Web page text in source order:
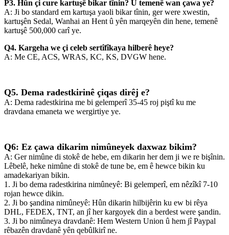
P3. Hûn çi cure kartuşê bikar tînin? Û temenê wan çawa ye?
A: Ji bo standard em kartuşa yaoli bikar tînin, ger were xwestin,
kartuşên Sedal, Wanhai an Hent û yên marqeyên din hene, temenê
kartuşê 500,000 carî ye.
Q4. Kargeha we çi celeb sertîfîkaya hilberê heye?
A: Me CE, ACS, WRAS, KC, KS, DVGW hene.
Q5. Dema radestkirinê çiqas dirêj e?
A: Dema radestkirina me bi gelemperî 35-45 roj piştî ku me
dravdana emaneta we wergirtiye ye.
Q6: Ez çawa dikarim nimûneyek daxwaz bikim?
A: Ger nimûne di stokê de hebe, em dikarin her dem ji we re bişînin.
Lêbelê, heke nimûne di stokê de tune be, em ê hewce bikin ku
amadekariyan bikin.
1. Ji bo dema radestkirina nimûneyê: Bi gelemperî, em nêzîkî 7-10
rojan hewce dikin.
2. Ji bo şandina nimûneyê: Hûn dikarin hilbijêrin ku ew bi rêya
DHL, FEDEX, TNT, an jî her kargoyek din a berdest were şandin.
3. Ji bo nimûneya dravdanê: Hem Western Union û hem jî Paypal
rêbazên dravdanê yên qebûlkirî ne.